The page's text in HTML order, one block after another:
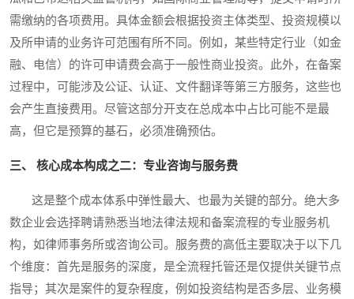
需缴纳的各项费用。具体金额会根据投资主体类型、投资规模以
及所申请的业务许可范围有所不同。例如，某些特定行业（如金
融、电信）的许可申请费会高于一般性商业投资。此外，在备案
过程中，可能涉及公证、认证、文件翻译等第三方服务，这些也
会产生直接费用。尽管这部分开支在总成本中占比可能不是最
高，但它是预算的基石，必须准确预估。
三、 核心成本构成之二：专业咨询与服务费
这是整个成本体系中弹性最大、也最为关键的部分。绝大多
数企业会选择聘请熟悉当地法律法规和备案流程的专业服务机
构，如律师事务所或咨询公司。服务费的高低主要取决于以下几
个维度：首先是服务的深度，是全流程托管还是仅提供关键节点
指导；其次是案件的复杂程度，例如投资结构是否多层、业务模